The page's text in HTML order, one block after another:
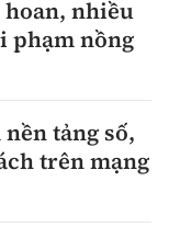
hoan, nhiều
phạm nồng
tảng số,
trên mạng